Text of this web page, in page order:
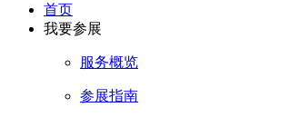
首页
我要参展
服务概览
参展指南